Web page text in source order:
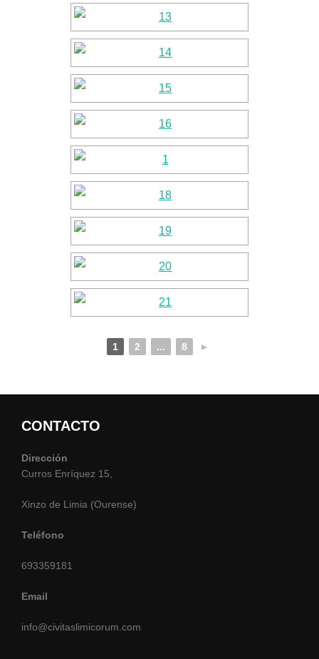
1 2 ... 8 ►
CONTACTO
Dirección
Curros Enríquez 15,
Xinzo de Limia (Ourense)
Teléfono
693359181
Email
info@civitaslimicorum.com